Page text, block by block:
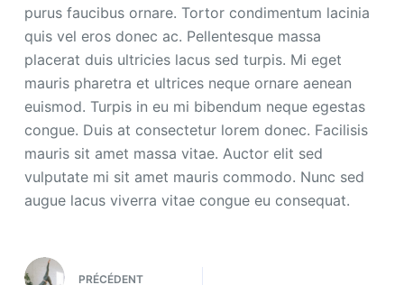
purus faucibus ornare. Tortor condimentum lacinia
quis vel eros donec ac. Pellentesque massa
placerat duis ultricies lacus sed turpis. Mi eget
mauris pharetra et ultrices neque ornare aenean
euismod. Turpis in eu mi bibendum neque egestas
congue. Duis at consectetur lorem donec. Facilisis
mauris sit amet massa vitae. Auctor elit sed
vulputate mi sit amet mauris commodo. Nunc sed
augue lacus viverra vitae congue eu consequat.
PRÉCÉDENT